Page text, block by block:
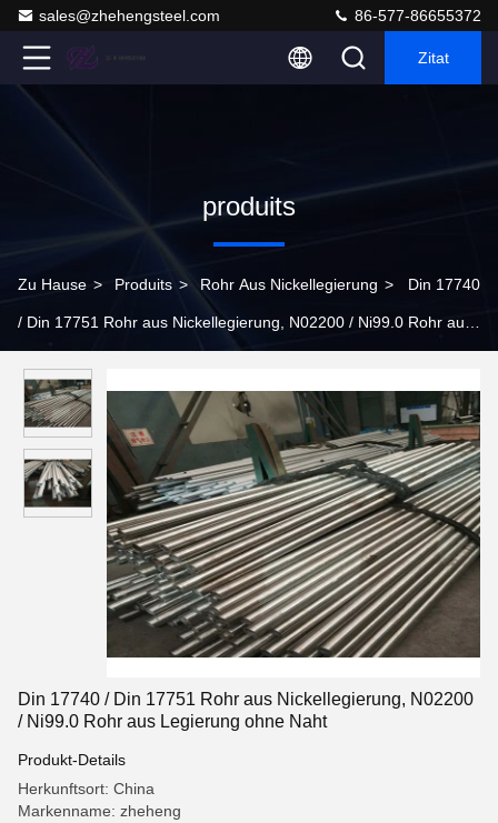
sales@zhehengsteel.com 86-577-86655372
Zitat
produits
Zu Hause > Produits > Rohr Aus Nickellegierung > Din 17740
/ Din 17751 Rohr aus Nickellegierung, N02200 / Ni99.0 Rohr aus
Din 17740 / Din 17751 Rohr aus Nickellegierung, N02200
/ Ni99.0 Rohr aus Legierung ohne Naht
Produkt-Details
Herkunftsort: China
Markenname: zheheng